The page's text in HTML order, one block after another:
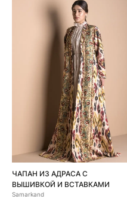
ЧАПАН ИЗ АДРАСА С
ВЫШИВКОЙ И ВСТАВКАМИ
Samarkand